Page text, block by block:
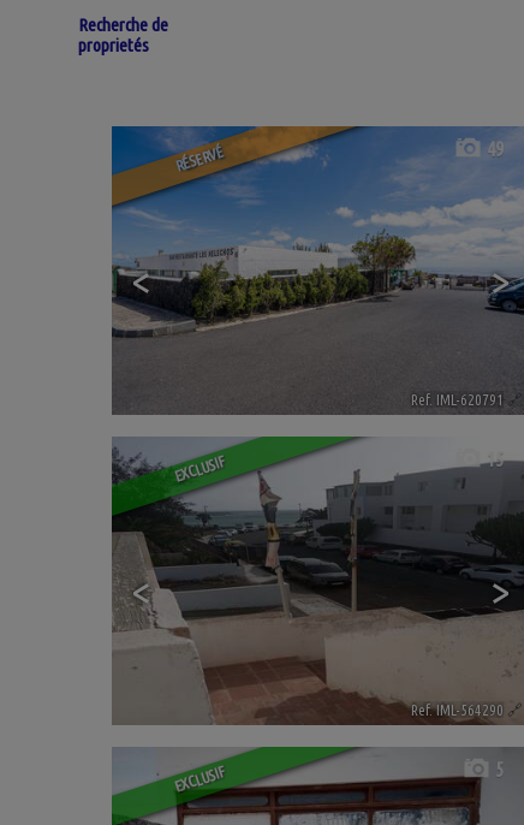
Recherche de
proprietés
RÉSERVÉ
< >
49
Ref. IML-620791 🔗
EXCLUSIF
< >
15
Ref. IML-564290 🔗
EXCLUSIF 5